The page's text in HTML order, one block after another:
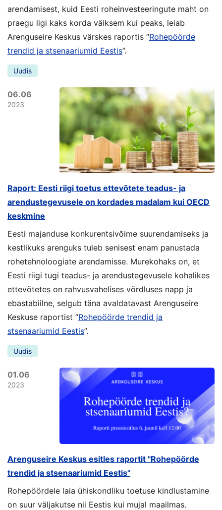
arendamisest, kuid Eesti roheinvesteeringute maht on
praegu ligi kaks korda väiksem kui peaks, leiab
Arenguseire Keskus värskes raportis “Rohepöörde
trendid ja stsenaariumid Eestis”.
Uudis
06.06
2023
Raport: Eesti riigi toetus ettevõtete teadus- ja
arendustegevusele on kordades madalam kui OECD
keskmine
Eesti majanduse konkurentsivõime suurendamiseks ja
kestlikuks arenguks tuleb senisest enam panustada
rohetehnoloogiate arendamisse. Murekohaks on, et
Eesti riigi tugi teadus- ja arendustegevusele kohalikes
ettevõtetes on rahvusvahelises võrdluses napp ja
ebastabiilne, selgub täna avaldatavast Arenguseire
Keskuse raportist “Rohepöörde trendid ja
stsenaariumid Eestis”.
Uudis
01.06
2023
Arenguseire Keskus esitles raportit "Rohepöörde
trendid ja stsenaariumid Eestis"
Rohepöördele laia ühiskondliku toetuse kindlustamine
on suur väljakutse nii Eestis kui mujal maailmas.